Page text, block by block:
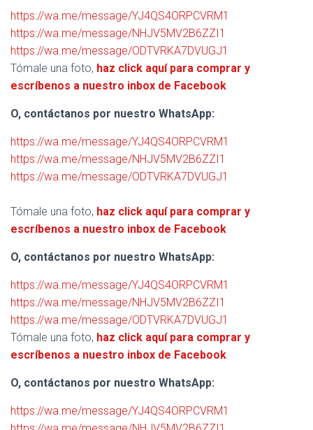
https://wa.me/message/YJ4QS4ORPCVRM1
https://wa.me/message/NHJV5MV2B6ZZI1
https://wa.me/message/ODTVRKA7DVUGJ1
Tómale una foto, haz click aquí para comprar y
escríbenos a nuestro inbox de Facebook
O, contáctanos por nuestro WhatsApp:
https://wa.me/message/YJ4QS4ORPCVRM1
https://wa.me/message/NHJV5MV2B6ZZI1
https://wa.me/message/ODTVRKA7DVUGJ1
Tómale una foto, haz click aquí para comprar y
escríbenos a nuestro inbox de Facebook
O, contáctanos por nuestro WhatsApp:
https://wa.me/message/YJ4QS4ORPCVRM1
https://wa.me/message/NHJV5MV2B6ZZI1
https://wa.me/message/ODTVRKA7DVUGJ1
Tómale una foto, haz click aquí para comprar y
escríbenos a nuestro inbox de Facebook
O, contáctanos por nuestro WhatsApp:
https://wa.me/message/YJ4QS4ORPCVRM1